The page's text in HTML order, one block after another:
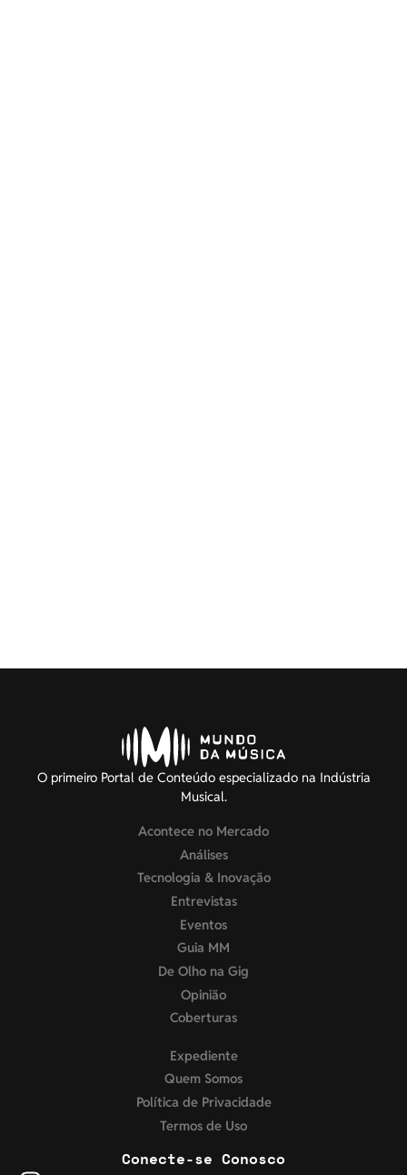
O primeiro Portal de Conteúdo especializado na Indústria
Musical.
Acontece no Mercado
Análises
Tecnologia & Inovação
Entrevistas
Eventos
Guia MM
De Olho na Gig
Opinião
Coberturas
Expediente
Quem Somos
Política de Privacidade
Termos de Uso
Conecte-se Conosco